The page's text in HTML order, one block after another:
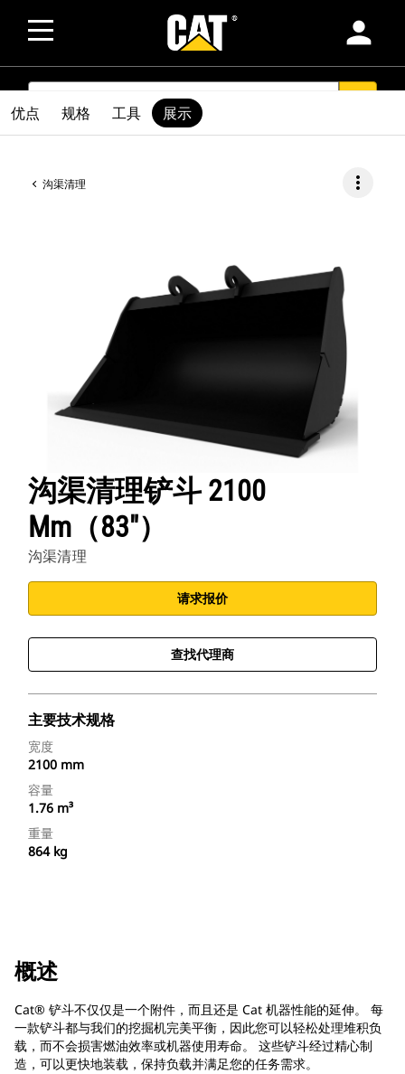
person
SEARCH
沟渠清理 more_vert
沟渠清理铲斗 2100
Mm（83"）
沟渠清理
请求报价
查找代理商
主要技术规格
宽度
2100 mm
容量
1.76 m³
重量
864 kg
优点 规格 工具 展示
概述
Cat® 铲斗不仅仅是一个附件，而且还是 Cat 机器性能的延伸。 每
一款铲斗都与我们的挖掘机完美平衡，因此您可以轻松处理堆积负
载，而不会损害燃油效率或机器使用寿命。 这些铲斗经过精心制
造，可以更快地装载，保持负载并满足您的任务需求。